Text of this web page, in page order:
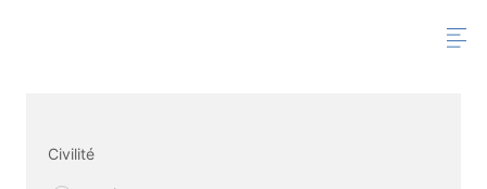
Civilité